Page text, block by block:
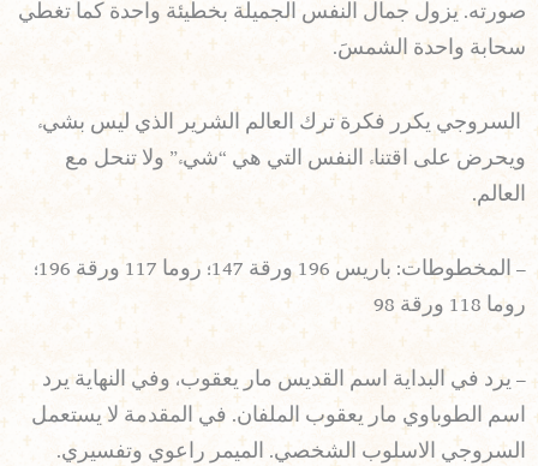
صورته. يزول جمال النفس الجميلة بخطيئة واحدة كما تغطي
سحابة واحدة الشمسَ.
السروجي يكرر فكرة ترك العالم الشرير الذي ليس بشيء
ويحرض على اقتناء النفس التي هي “شيء” ولا تنحل مع
العالم.
– المخطوطات: باريس 196 ورقة 147؛ روما 117 ورقة 196؛
روما 118 ورقة 98
– يرد في البداية اسم القديس مار يعقوب، وفي النهاية يرد
اسم الطوباوي مار يعقوب الملفان. في المقدمة لا يستعمل
السروجي الاسلوب الشخصي. الميمر راعوي وتفسيري.